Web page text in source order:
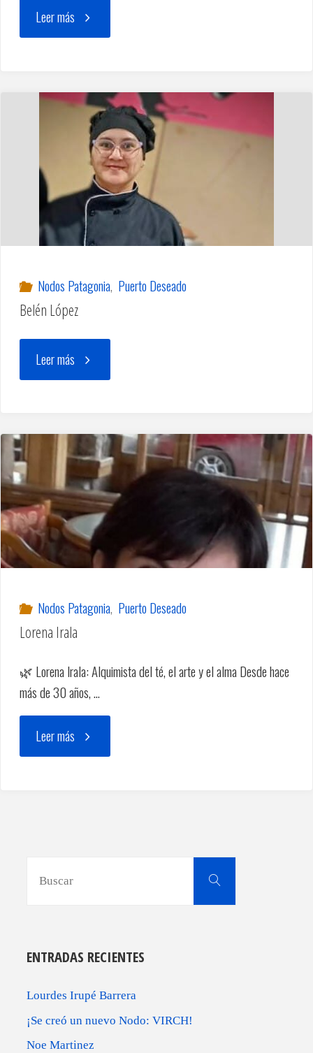
Leer más"Salazar
Nodos Patagonia, Puerto Deseado
Belén López
Leer más"Belén
Nodos Patagonia, Puerto Deseado
Lorena Irala
🌿 Lorena Irala: Alquimista del té, el arte y el alma Desde hace
más de 30 años, …
Leer más"Lorena
Buscar
ENTRADAS RECIENTES
Lourdes Irupé Barrera
¡Se creó un nuevo Nodo: VIRCH!
Noe Martinez